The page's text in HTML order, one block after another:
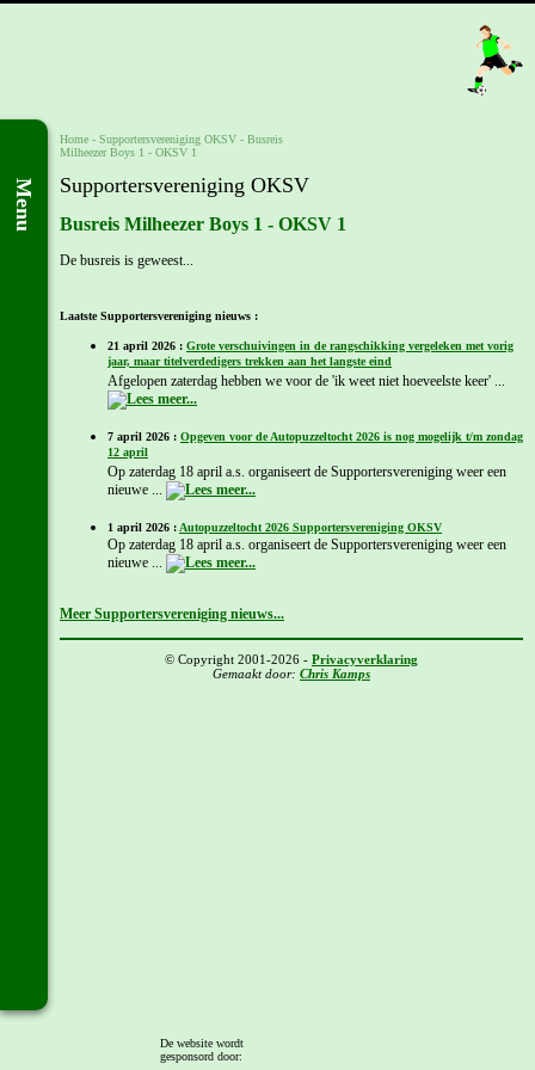
Menu
Home - Supportersvereniging OKSV - Busreis
Milheezer Boys 1 - OKSV 1
Supportersvereniging OKSV
Busreis Milheezer Boys 1 - OKSV 1
De busreis is geweest...
Laatste Supportersvereniging nieuws :
21 april 2026 : Grote verschuivingen in de rangschikking vergeleken met vorig
jaar, maar titelverdedigers trekken aan het langste eind
Afgelopen zaterdag hebben we voor de 'ik weet niet hoeveelste keer' ...
7 april 2026 : Opgeven voor de Autopuzzeltocht 2026 is nog mogelijk t/m zondag
12 april
Op zaterdag 18 april a.s. organiseert de Supportersvereniging weer een
nieuwe ...
1 april 2026 : Autopuzzeltocht 2026 Supportersvereniging OKSV
Op zaterdag 18 april a.s. organiseert de Supportersvereniging weer een
nieuwe ...
Meer Supportersvereniging nieuws...
© Copyright 2001-2026 - Privacyverklaring
Gemaakt door: Chris Kamps
De website wordt
gesponsord door: